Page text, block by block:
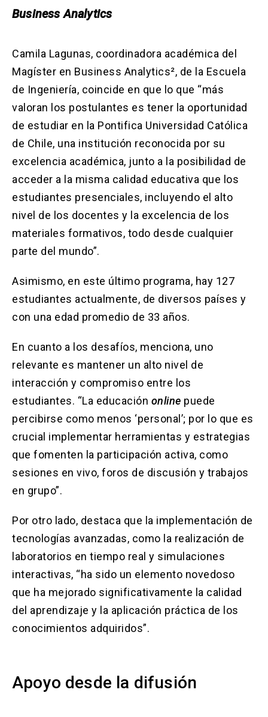
Business Analytics
Camila Lagunas, coordinadora académica del
Magíster en Business Analytics², de la Escuela
de Ingeniería, coincide en que lo que “más
valoran los postulantes es tener la oportunidad
de estudiar en la Pontifica Universidad Católica
de Chile, una institución reconocida por su
excelencia académica, junto a la posibilidad de
acceder a la misma calidad educativa que los
estudiantes presenciales, incluyendo el alto
nivel de los docentes y la excelencia de los
materiales formativos, todo desde cualquier
parte del mundo”.
Asimismo, en este último programa, hay 127
estudiantes actualmente, de diversos países y
con una edad promedio de 33 años.
En cuanto a los desafíos, menciona, uno
relevante es mantener un alto nivel de
interacción y compromiso entre los
estudiantes. “La educación online puede
percibirse como menos ‘personal’; por lo que es
crucial implementar herramientas y estrategias
que fomenten la participación activa, como
sesiones en vivo, foros de discusión y trabajos
en grupo”.
Por otro lado, destaca que la implementación de
tecnologías avanzadas, como la realización de
laboratorios en tiempo real y simulaciones
interactivas, “ha sido un elemento novedoso
que ha mejorado significativamente la calidad
del aprendizaje y la aplicación práctica de los
conocimientos adquiridos”.
Apoyo desde la difusión